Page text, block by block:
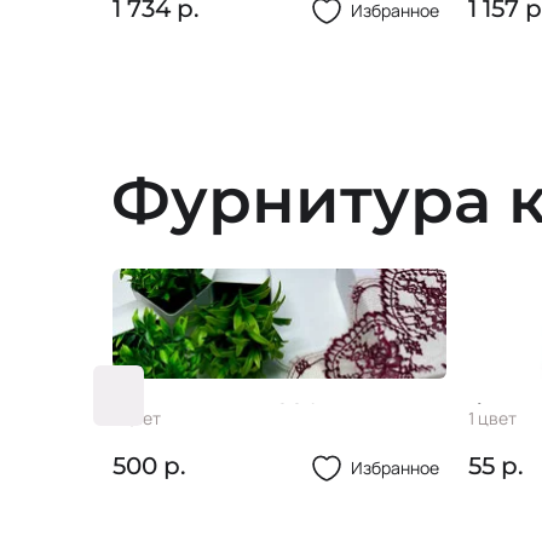
1 734 р. Избранное 1 157
Фурнитура
Кружево #13 280мм
1 цвет
500 р. Избранное
1 цвет
55 р.